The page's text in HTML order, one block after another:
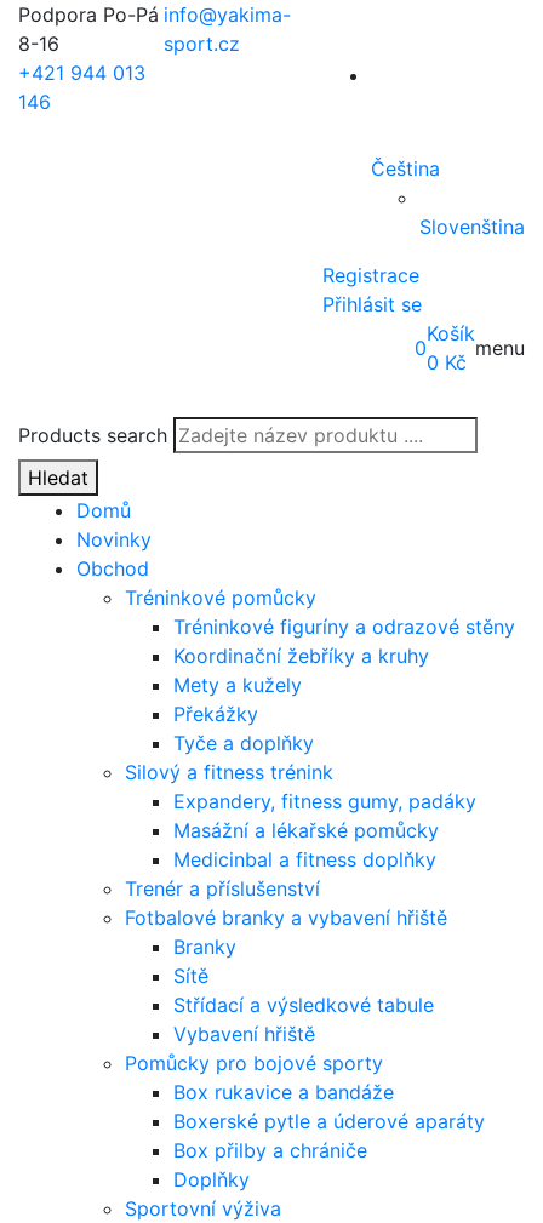
Podpora Po-Pá
8-16
+421 944 013
146
info@yakima-
sport.cz
Čeština
Slovenština
Registrace
Přihlásit se
Products search
Hledat
0
Košík
0 Kč
menu
Domů
Novinky
Obchod
Tréninkové pomůcky
Tréninkové figuríny a odrazové stěny
Koordinační žebříky a kruhy
Mety a kužely
Překážky
Tyče a doplňky
Silový a fitness trénink
Expandery, fitness gumy, padáky
Masážní a lékařské pomůcky
Medicinbal a fitness doplňky
Trenér a příslušenství
Fotbalové branky a vybavení hřiště
Branky
Sítě
Střídací a výsledkové tabule
Vybavení hřiště
Pomůcky pro bojové sporty
Box rukavice a bandáže
Boxerské pytle a úderové aparáty
Box přilby a chrániče
Doplňky
Sportovní výživa